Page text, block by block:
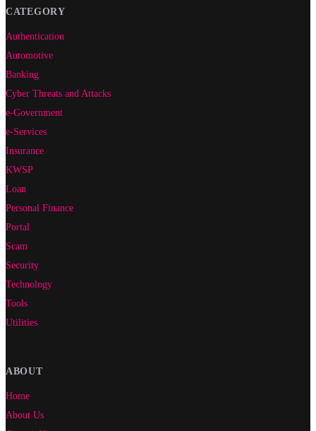
CATEGORY
Authentication
Automotive
Banking
Cyber Threats and Attacks
e-Government
e-Services
Insurance
KWSP
Loan
Personal Finance
Portal
Scam
Security
Technology
Tools
Utilities
ABOUT
Home
About Us